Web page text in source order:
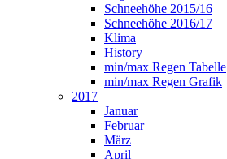
Schneehöhe 2015/16
Schneehöhe 2016/17
Klima
History
min/max Regen Tabelle
min/max Regen Grafik
2017
Januar
Februar
März
April